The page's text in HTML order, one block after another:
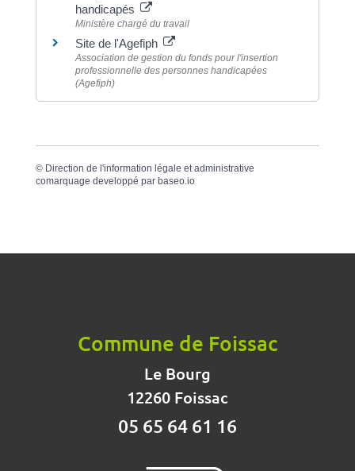
handicapés
Ministère chargé du travail
Site de l'Agefiph
Association de gestion du fonds pour l'insertion
professionnelle des personnes handicapées
(Agefiph)
© Direction de l'information légale et administrative
comarquage developpé par baseo.io
Commune de Foissac
Le Bourg
12260 Foissac
05 65 64 61 16